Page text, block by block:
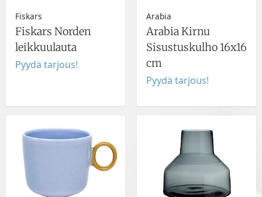
Fiskars
Fiskars Norden
leikkuulauta
Pyydä tarjous!
Arabia
Arabia Kirnu
Sisustuskulho 16x16
cm
Pyydä tarjous!